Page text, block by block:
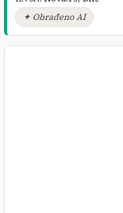
✦ Obrađeno AI